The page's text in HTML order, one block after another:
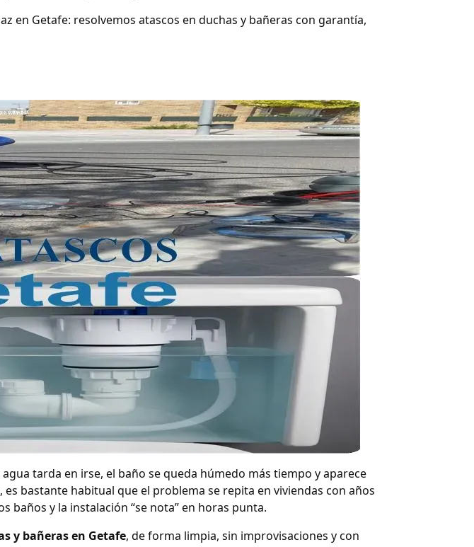
en Getafe: resolvemos atascos en duchas y bañeras con garantía,
tarda en irse, el baño se queda húmedo más tiempo y aparece
es bastante habitual que el problema se repita en viviendas con años
baños y la instalación “se nota” en horas punta.
y bañeras en Getafe, de forma limpia, sin improvisaciones y con